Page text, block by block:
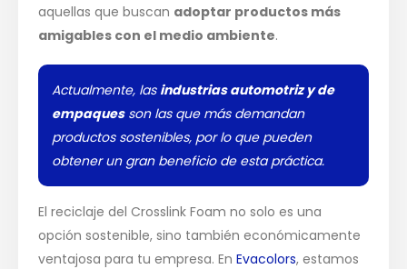
aquellas que buscan adoptar productos más
amigables con el medio ambiente.
Actualmente, las industrias automotriz y de
empaquesson las que más demandan
productos sostenibles, por lo que pueden
obtener un gran beneficio de esta práctica.
El reciclaje del Crosslink Foam no solo es una
opción sostenible, sino también económicamente
ventajosa para tu empresa. EnEvacolors, estamos